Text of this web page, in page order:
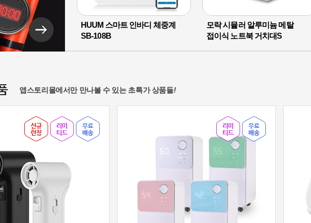
HUUM 스마트 인바디 체중계
SB-108B
모락 시뮬러 알루미늄 메탈
접이식 노트북 거치대S
앱스토리몰에서만 만나볼 수 있는 초특가 상품들!